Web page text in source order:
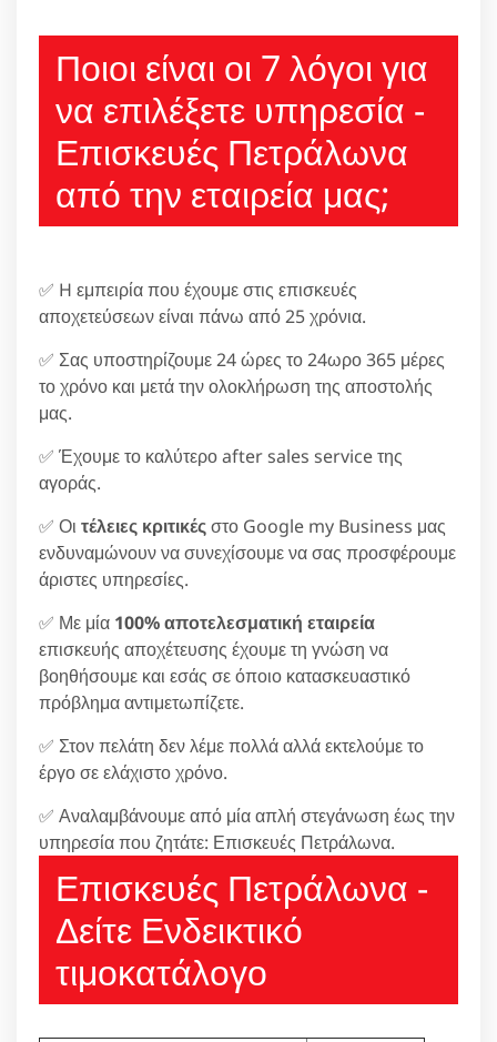
Ποιοι είναι οι 7 λόγοι για
να επιλέξετε υπηρεσία -
Επισκευές Πετράλωνα
από την εταιρεία μας;
✅ H εμπειρία που έχουμε στις επισκευές
αποχετεύσεων είναι πάνω από 25 χρόνια.
✅ Σας υποστηρίζουμε 24 ώρες το 24ωρο 365 μέρες
το χρόνο και μετά την ολοκλήρωση της αποστολής
μας.
✅ Έχουμε το καλύτερο after sales service της
αγοράς.
✅ Οι τέλειες κριτικέςστο Google my Business μας
ενδυναμώνουν να συνεχίσουμε να σας προσφέρουμε
άριστες υπηρεσίες.
✅ Με μία 100% αποτελεσματική εταιρεία
επισκευής αποχέτευσης έχουμε τη γνώση να
βοηθήσουμε και εσάς σε όποιο κατασκευαστικό
πρόβλημα αντιμετωπίζετε.
✅ Στον πελάτη δεν λέμε πολλά αλλά εκτελούμε το
έργο σε ελάχιστο χρόνο.
✅ Αναλαμβάνουμε από μία απλή στεγάνωση έως την
υπηρεσία που ζητάτε: Επισκευές Πετράλωνα.
Επισκευές Πετράλωνα -
Δείτε Ενδεικτικό
τιμοκατάλογο